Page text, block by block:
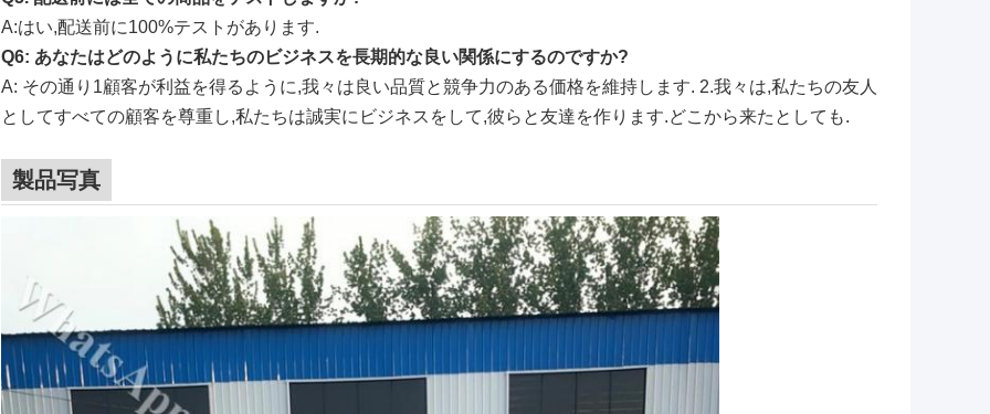
A:はい,配送前に100%テストがあります.
Q6: あなたはどのように私たちのビジネスを長期的な良い関係にするのですか?
A: その通り1顧客が利益を得るように,我々は良い品質と競争力のある価格を維持します. 2.我々は,私たちの友人
としてすべての顧客を尊重し,私たちは誠実にビジネスをして,彼らと友達を作ります.どこから来たとしても.
製品写真